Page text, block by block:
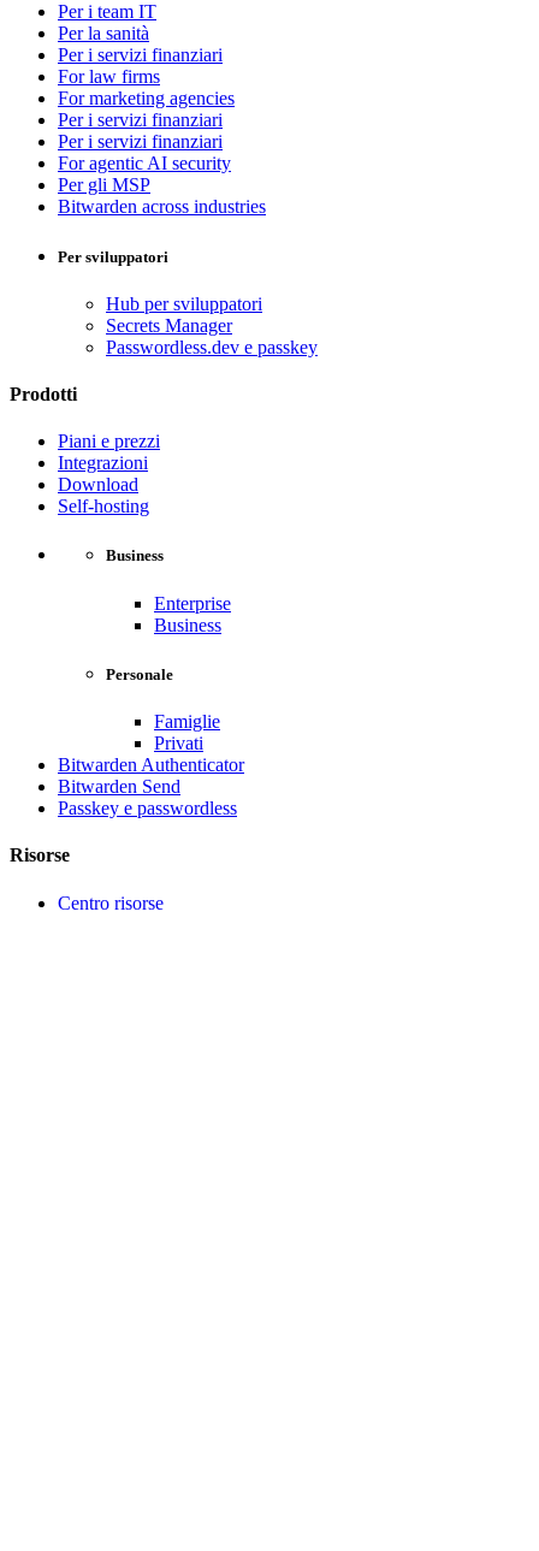
Per i team IT
Per la sanità
Per i servizi finanziari
For law firms
For marketing agencies
Per i servizi finanziari
Per i servizi finanziari
For agentic AI security
Per gli MSP
Bitwarden across industries
Per sviluppatori
Hub per sviluppatori
Secrets Manager
Passwordless.dev e passkey
Prodotti
Piani e prezzi
Integrazioni
Download
Self-hosting
Business
Enterprise
Business
Personale
Famiglie
Privati
Bitwarden Authenticator
Bitwarden Send
Passkey e passwordless
Risorse
Centro risorse